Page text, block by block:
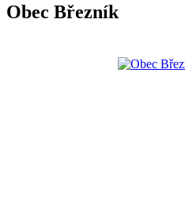
Obec Březník